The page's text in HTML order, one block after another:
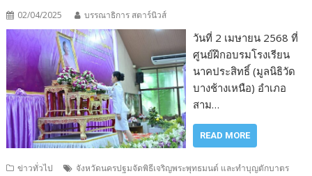
02/04/2025 บรรณาธิการ สตาร์นิวส์
วันที่ 2 เมษายน 2568 ที่
ศูนย์ฝึกอบรมโรงเรียน
นาคประสิทธิ์ (มูลนิธิวัด
บางช้างเหนือ) อำเภอ
สาม…
READ MORE
ข่าวทั่วไป จังหวัดนครปฐมจัดพิธีเจริญพระพุทธมนต์ และทำบุญตักบาตร